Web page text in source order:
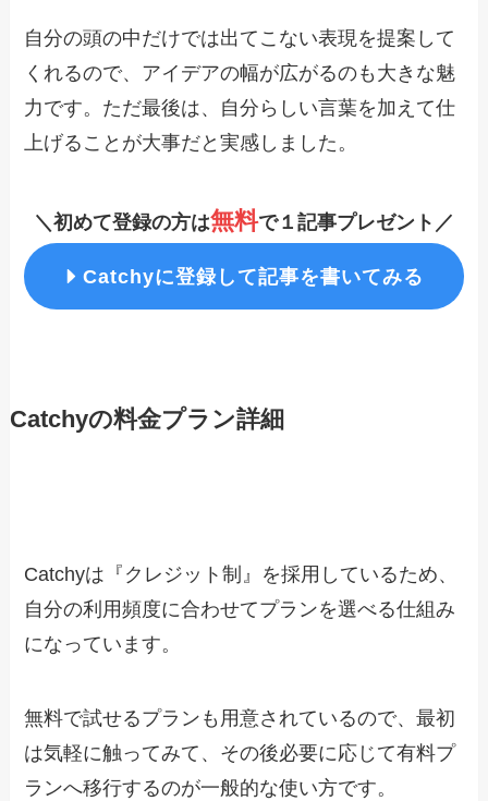
自分の頭の中だけでは出てこない表現を提案して
くれるので、アイデアの幅が広がるのも大きな魅
力です。ただ最後は、自分らしい言葉を加えて仕
上げることが大事だと実感しました。
＼初めて登録の方は無料で１記事プレゼント／
Catchyに登録して記事を書いてみる
Catchyの料金プラン詳細
Catchyは『クレジット制』を採用しているため、
自分の利用頻度に合わせてプランを選べる仕組み
になっています。
無料で試せるプランも用意されているので、最初
は気軽に触ってみて、その後必要に応じて有料プ
ランへ移行するのが一般的な使い方です。